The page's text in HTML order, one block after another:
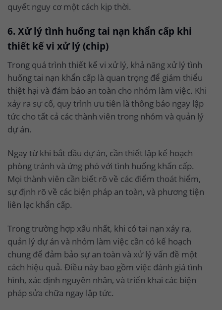
quyết nguy cơ một cách kịp thời.
6. Xử lý tình huống tai nạn khẩn cấp khi
thiết kế vi xử lý (chip)
Trong quá trình thiết kế vi xử lý, khả năng xử lý tình
huống tai nạn khẩn cấp là quan trọng để giảm thiểu
thiệt hại và đảm bảo an toàn cho nhóm làm việc. Khi
xảy ra sự cố, quy trình ưu tiên là thông báo ngay lập
tức cho tất cả các thành viên trong nhóm và quản lý
dự án.
Ngay từ khi bắt đầu dự án, cần thiết lập kế hoạch
phòng tránh và ứng phó với tình huống khẩn cấp.
Mọi thành viên cần biết rõ về các điểm thoát hiểm,
sự định rõ về các biện pháp an toàn, và phương tiện
liên lạc khẩn cấp.
Trong trường hợp xấu nhất, khi có tai nạn xảy ra,
quản lý dự án và nhóm làm việc cần có kế hoạch
chung để đảm bảo sự an toàn và xử lý vấn đề một
cách hiệu quả. Điều này bao gồm việc đánh giá tình
hình, xác định nguyên nhân, và triển khai các biện
pháp sửa chữa ngay lập tức.